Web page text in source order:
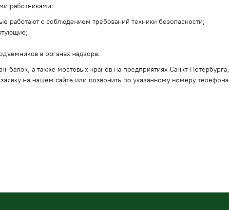
работниками:
работают с соблюдением требований техники безопасности;
в органах надзора.
а также мостовых кранов на предприятиях Санкт-Петербурга,
на нашем сайте или позвонить по указанному номеру телефона